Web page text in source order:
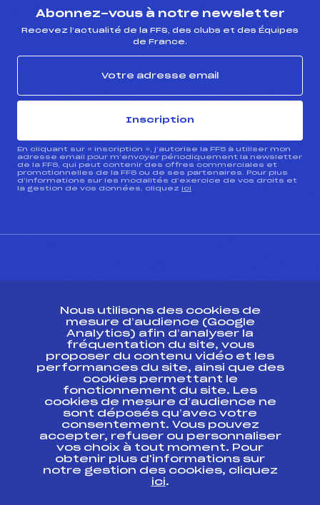
Abonnez-vous à notre newsletter
Recevez l’actualité de la FFS, des clubs et des Équipes
de France.
Inscription
En cliquant sur « inscription », j’autorise la FFS à utiliser mon
adresse email pour m’envoyer périodiquement la newsletter
de la FFS, qui peut contenir des offres commerciales et
promotionnelles de la FFS ou de ses partenaires. Pour plus
d’informations sur les modalités d’exercice de vos droits et
la gestion de vos données, cliquez ici
Ressources
Pass’Neige
Projet sportif fédéral
Projet de performance fédéral
Antidopage
Pôle Développement, Formation, Suivi
Scientifique
Listes ministérielles
Pôle vie de l’athlète
Enseignement professionnel
Nous utilisons des cookies de
mesure d’audience (Google
Analytics) afin d’analyser la
fréquentation du site, vous
proposer du contenu vidéo et les
performances du site, ainsi que des
cookies permettant le
fonctionnement du site. Les
cookies de mesure d’audience ne
sont déposés qu’avec votre
consentement. Vous pouvez
accepter, refuser ou personnaliser
vos choix à tout moment. Pour
obtenir plus d'informations sur
notre gestion des cookies, cliquez
ici.